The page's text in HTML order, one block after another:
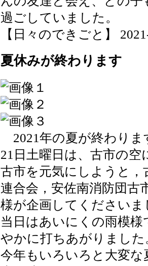
過ごしていました。
【日々のできごと】
夏休みが終わります
2021年の夏が終わりま
21日土曜日は、古市の
古市を元気にしようと，
連合会，安佐南消防団古
様が企画してくださいま
当日はあいにくの雨模
やかに打ちあがりました
今年もいろいろと大変